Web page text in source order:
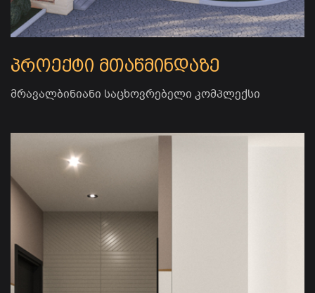
პროექტი მთაწმინდაზე
მრავალბინიანი საცხოვრებელი კომპლექსი